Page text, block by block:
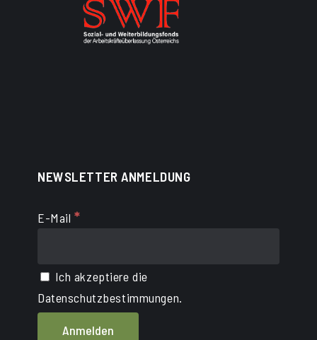
NEWSLETTER ANMELDUNG
E-Mail *
Ich akzeptiere die
Datenschutzbestimmungen.